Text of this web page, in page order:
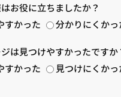
お役に立ちましたか？
すかった
分かりにくかっ
は見つけやすかったですか
すかった
見つけにくかっ